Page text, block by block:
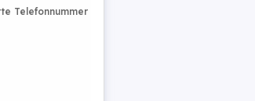
Telefonnummer